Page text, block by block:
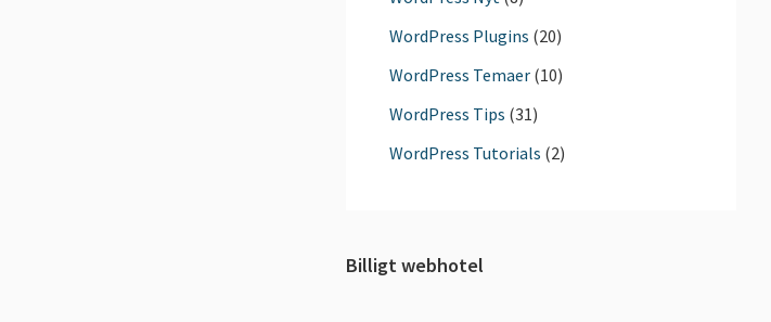
WordPress Plugins (20)
WordPress Temaer (10)
WordPress Tips (31)
WordPress Tutorials (2)
Billigt webhotel